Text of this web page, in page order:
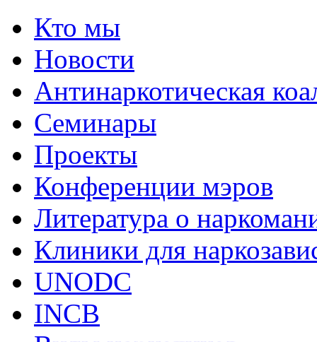
Кто мы
Новости
Антинаркотическая
Семинары
Проекты
Конференции мэров
Литература о
Клиники для
UNODC
INCB